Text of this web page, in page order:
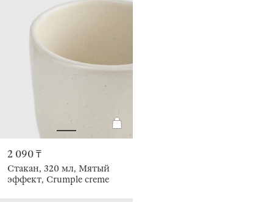
2 090 ₸
Стакан, 320 мл, Мятый
эффект, Crumple creme